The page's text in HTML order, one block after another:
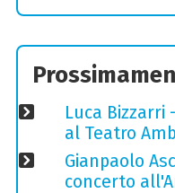
Luca Bizzarri
al Teatro
Gianpaolo
concerto